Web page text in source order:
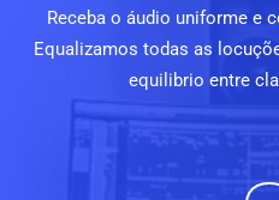
Receba o áudio uniforme e
Equalizamos todas as
equilibrio entre